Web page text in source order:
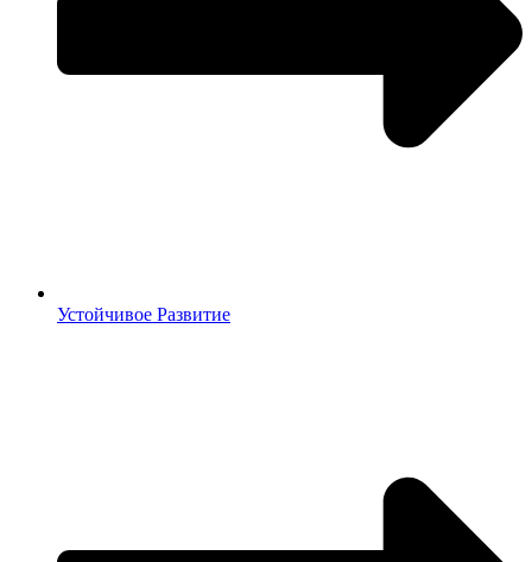
Устойчивое Развитие